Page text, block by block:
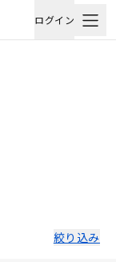
ログイン
絞り込み